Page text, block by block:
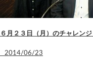
６月２３日（月）のチャレン
2014/06/23